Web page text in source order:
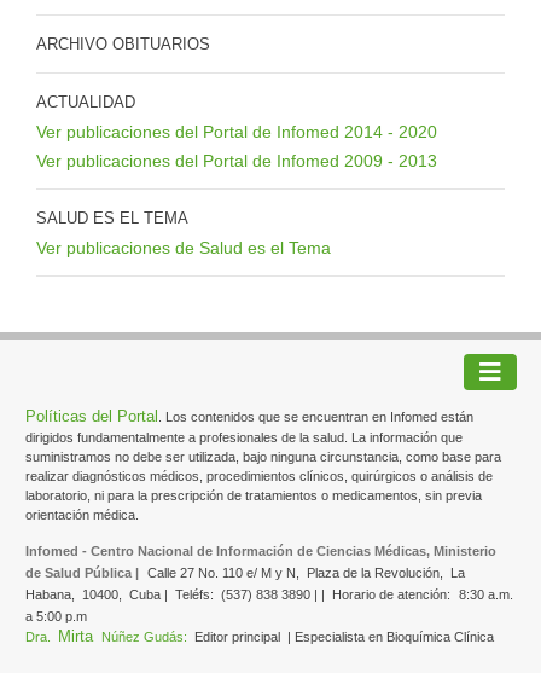
ARCHIVO OBITUARIOS
ACTUALIDAD
Ver publicaciones del Portal de Infomed 2014 - 2020
Ver publicaciones del Portal de Infomed 2009 - 2013
SALUD ES EL TEMA
Ver publicaciones de Salud es el Tema
Políticas del Portal
. Los contenidos que se encuentran en Infomed están
dirigidos fundamentalmente a profesionales de la salud. La información que
suministramos no debe ser utilizada, bajo ninguna circunstancia, como base para
realizar diagnósticos médicos, procedimientos clínicos, quirúrgicos o análisis de
laboratorio, ni para la prescripción de tratamientos o medicamentos, sin previa
orientación médica.
Infomed - Centro Nacional de Información de Ciencias Médicas, Ministerio
de Salud Pública | Calle 27 No. 110 e/ M y N, Plaza de la Revolución,
La
Habana, 10400, Cuba | Teléfs: (537) 838 3890 | | Horario de atención:
8:30 a.m.
a 5:00 p.m
Dra.
Mirta Núñez Gudás: Editor principal | Especialista en Bioquímica Clínica